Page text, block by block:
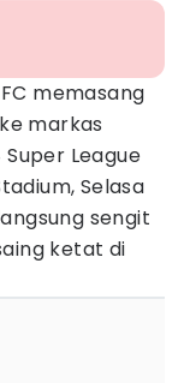
memasang
markas
League
Selasa
sengit
ketat di